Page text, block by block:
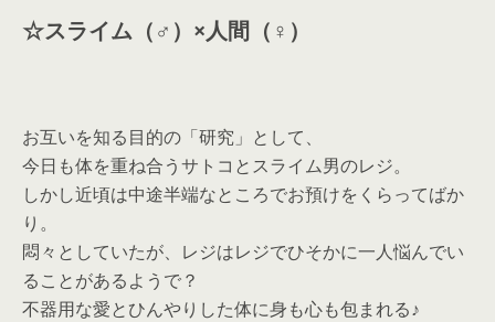
☆スライム （♂） ×人間 （♀）
お互いを知る目的の「研究」として、
今日も体を重ね合うサトコとスライム男のレジ。
しかし近頃は中途半端なところでお預けをくらってばか
り。
悶々としていたが、レジはレジでひそかに一人悩んでい
ることがあるようで？
不器用な愛とひんやりした体に身も心も包まれる♪